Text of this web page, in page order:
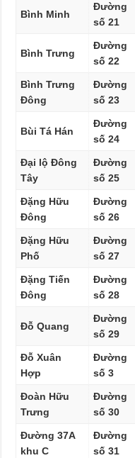
Bình Minh
Đường
số 21
Bình Trưng
Đường
số 22
Bình Trưng
Đông
Đường
số 23
Bùi Tá Hán
Đường
số 24
Đại lộ Đông
Tây
Đường
số 25
Đặng Hữu
Đông
Đường
số 26
Đặng Hữu
Phố
Đường
số 27
Đặng Tiến
Đông
Đường
số 28
Đỗ Quang
Đường
số 29
Đỗ Xuân
Hợp
Đường
số 3
Đoàn Hữu
Trưng
Đường
số 30
Đường 37A
khu C
Đường
số 31